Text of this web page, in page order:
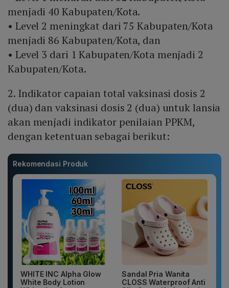
menjadi 40 Kabupaten/Kota.
• Level 2 meningkat dari 75 Kabupaten/Kota
menjadi 86 Kabupaten/Kota, dan
• Level 3 dari 1 Kabupaten/Kota menjadi 2
Kabupaten/Kota.
2. Indikator capaian total vaksinasi dosis 2
(dua) dan vaksinasi dosis 2 (dua) untuk lansia
akan menjadi indikator penilaian PPKM,
dengan ketentuan sebagai berikut:
Rekomendasi Produk
WHITE INC Alpha Glow
White Body Lotion
Sandal Pria Wanita
CLOSS Waterproof Anti